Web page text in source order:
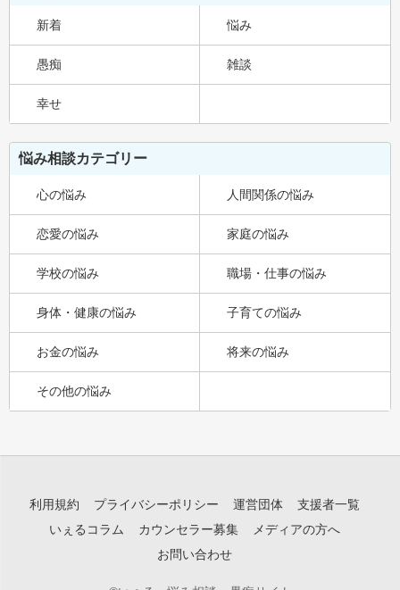
新着 悩み
愚痴 雑談
幸せ
悩み相談カテゴリー
心の悩み 人間関係の悩み
恋愛の悩み 家庭の悩み
学校の悩み 職場・仕事の悩み
身体・健康の悩み 子育ての悩み
お金の悩み 将来の悩み
その他の悩み
利用規約 プライバシーポリシー 運営団体
支援者一覧
いぇるコラム
カウンセラー募集
メディアの方へ
お問い合わせ